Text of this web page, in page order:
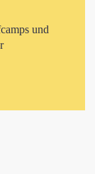
und